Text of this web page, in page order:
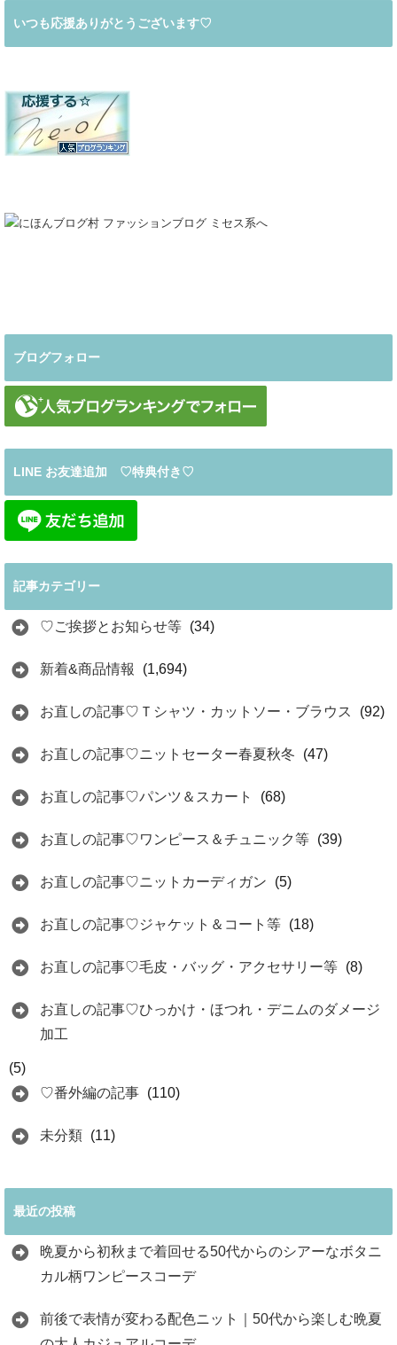
いつも応援ありがとうございます♡
ブログフォロー
LINE お友達追加 ♡特典付き♡
記事カテゴリー
♡ご挨拶とお知らせ等 (34)
新着&商品情報 (1,694)
お直しの記事♡Ｔシャツ・カットソー・ブラウス (92)
お直しの記事♡ニットセーター春夏秋冬 (47)
お直しの記事♡パンツ＆スカート (68)
お直しの記事♡ワンピース＆チュニック等 (39)
お直しの記事♡ニットカーディガン (5)
お直しの記事♡ジャケット＆コート等 (18)
お直しの記事♡毛皮・バッグ・アクセサリー等 (8)
お直しの記事♡ひっかけ・ほつれ・デニムのダメージ
加工
(5)
♡番外編の記事 (110)
未分類 (11)
最近の投稿
晩夏から初秋まで着回せる50代からのシアーなボタニ
カル柄ワンピースコーデ
前後で表情が変わる配色ニット｜50代から楽しむ晩夏